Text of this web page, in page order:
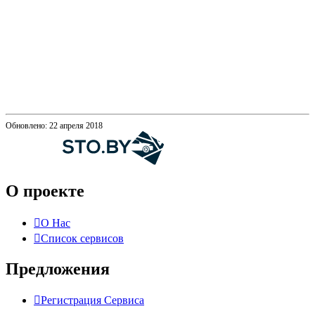
Обновлено: 22 апреля 2018
О проекте
О Нас
Список сервисов
Предложения
Регистрация Сервиса